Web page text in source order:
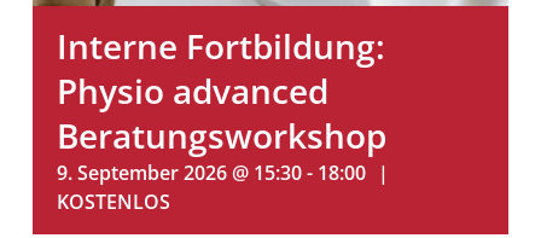
Interne Fortbildung:
Physio advanced
Beratungsworkshop
9. September 2026 @ 15:30- 18:00 |
KOSTENLOS